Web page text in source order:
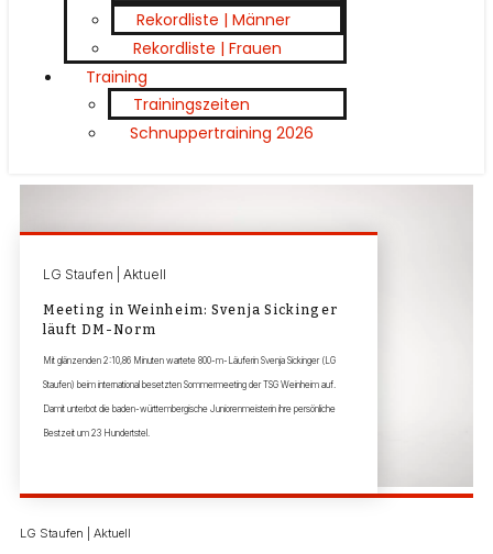
Rekordliste | Männer
Rekordliste | Frauen
Training
Trainingszeiten
Schnuppertraining 2026
LG Staufen | Aktuell
Meeting in Weinheim: Svenja Sickinger
läuft DM-Norm
Mit glänzenden 2:10,86 Minuten wartete 800-m-Läuferin Svenja Sickinger (LG
Staufen) beim international besetzten Sommermeeting der TSG Weinheim auf.
Damit unterbot die baden-württembergische Juniorenmeisterin ihre persönliche
Bestzeit um 23 Hundertstel.
LG Staufen | Aktuell